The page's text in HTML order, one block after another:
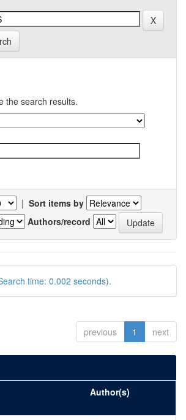
the search results.
| Sort items by
Authors/record
time: 0.002 seconds).
previous 1 next
Author(s)